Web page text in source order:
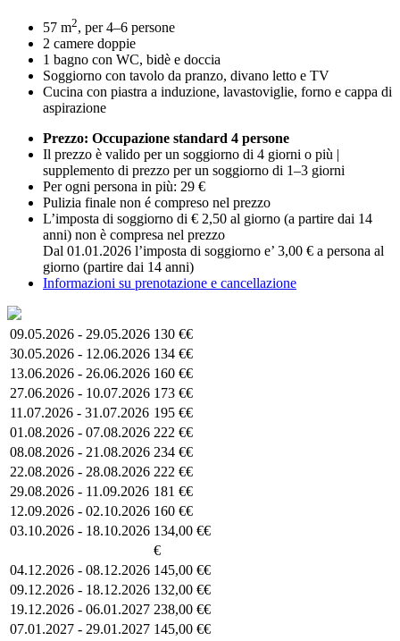
57 m2, per 4–6 persone
2 camere doppie
1 bagno con WC, bidè e doccia
Soggiorno con tavolo da pranzo, divano letto e TV
Cucina con piastra a induzione, lavastoviglie, forno e cappa di
aspirazione
Prezzo: Occupazione standard 4 persone
Il prezzo è valido per un soggiorno di 4 giorni o più |
supplemento di prezzo per un soggiorno di 1–3 giorni
Per ogni persona in più: 29 €
Pulizia finale non é compreso nel prezzo
L’imposta di soggiorno di € 2,50 al giorno (a partire dai 14
anni) non è compresa nel prezzo
Dal 01.01.2026 l’imposta di soggiorno e’ 3,00 € a persona al
giorno (partire dai 14 anni)
Informazioni su prenotazione e cancellazione
09.05.2026 - 29.05.2026 130 €€
30.05.2026 - 12.06.2026 134 €€
13.06.2026 - 26.06.2026 160 €€
27.06.2026 - 10.07.2026 173 €€
11.07.2026 - 31.07.2026 195 €€
01.08.2026 - 07.08.2026 222 €€
08.08.2026 - 21.08.2026 234 €€
22.08.2026 - 28.08.2026 222 €€
29.08.2026 - 11.09.2026 181 €€
12.09.2026 - 02.10.2026 160 €€
03.10.2026 - 18.10.2026 134,00 €€
€
04.12.2026 - 08.12.2026 145,00 €€
09.12.2026 - 18.12.2026 132,00 €€
19.12.2026 - 06.01.2027 238,00 €€
07.01.2027 - 29.01.2027 145,00 €€